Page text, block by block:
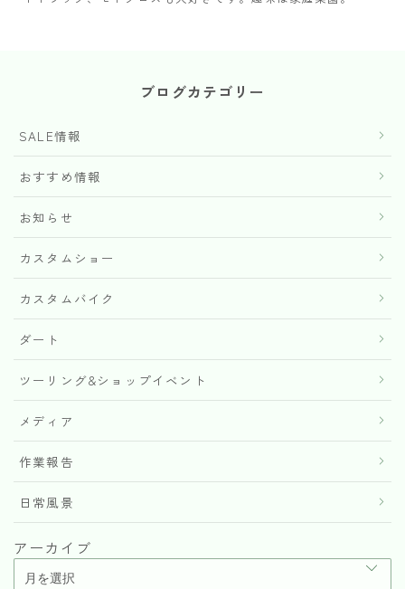
ブログカテゴリー
SALE情報
おすすめ情報
お知らせ
カスタムショー
カスタムバイク
ダート
ツーリング&ショップイベント
メディア
作業報告
日常風景
アーカイブ